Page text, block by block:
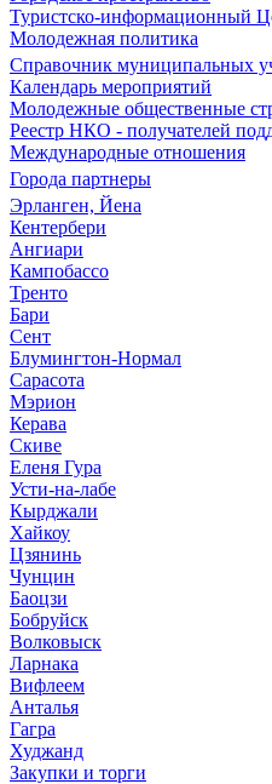
Туристско-информационный
Молодежная политика
Справочник муниципальных
Календарь мероприятий
Молодежные общественные
Реестр НКО - получателей
Международные отношения
Города партнеры
Эрланген, Йена
Кентербери
Ангиари
Кампобассо
Тренто
Бари
Сент
Блумингтон-Нормал
Сарасота
Мэрион
Керава
Скиве
Еленя Гура
Усти-на-лабе
Кырджали
Хайкоу
Цзянинь
Чунцин
Баоцзи
Бобруйск
Волковыск
Ларнака
Вифлеем
Анталья
Гагра
Худжанд
Закупки и торги